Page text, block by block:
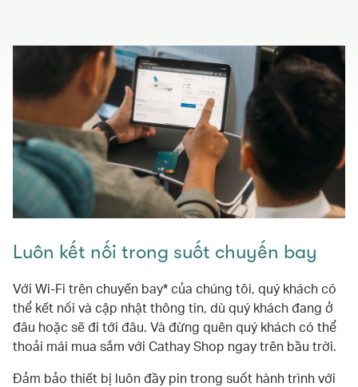
Luôn kết nối trong suốt chuyến bay
Với Wi-Fi trên chuyến bay* của chúng tôi, quý khách có
thể kết nối và cập nhật thông tin, dù quý khách đang ở
đâu hoặc sẽ đi tới đâu. Và đừng quên quý khách có thể
thoải mái mua sắm với Cathay Shop ngay trên bầu trời.
Đảm bảo thiết bị luôn đầy pin trong suốt hành trình với